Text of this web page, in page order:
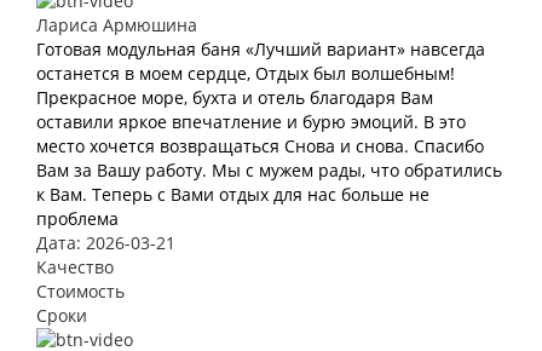
Лариса Армюшина
Готовая модульная баня «Лучший вариант» навсегда
останется в моем сердце, Отдых был волшебным!
Прекрасное море, бухта и отель благодаря Вам
оставили яркое впечатление и бурю эмоций. В это
место хочется возвращаться Снова и снова. Спасибо
Вам за Вашу работу. Мы с мужем рады, что обратились
к Вам. Теперь с Вами отдых для нас больше не
проблема
Дата: 2026-03-21
Качество
Стоимость
Сроки